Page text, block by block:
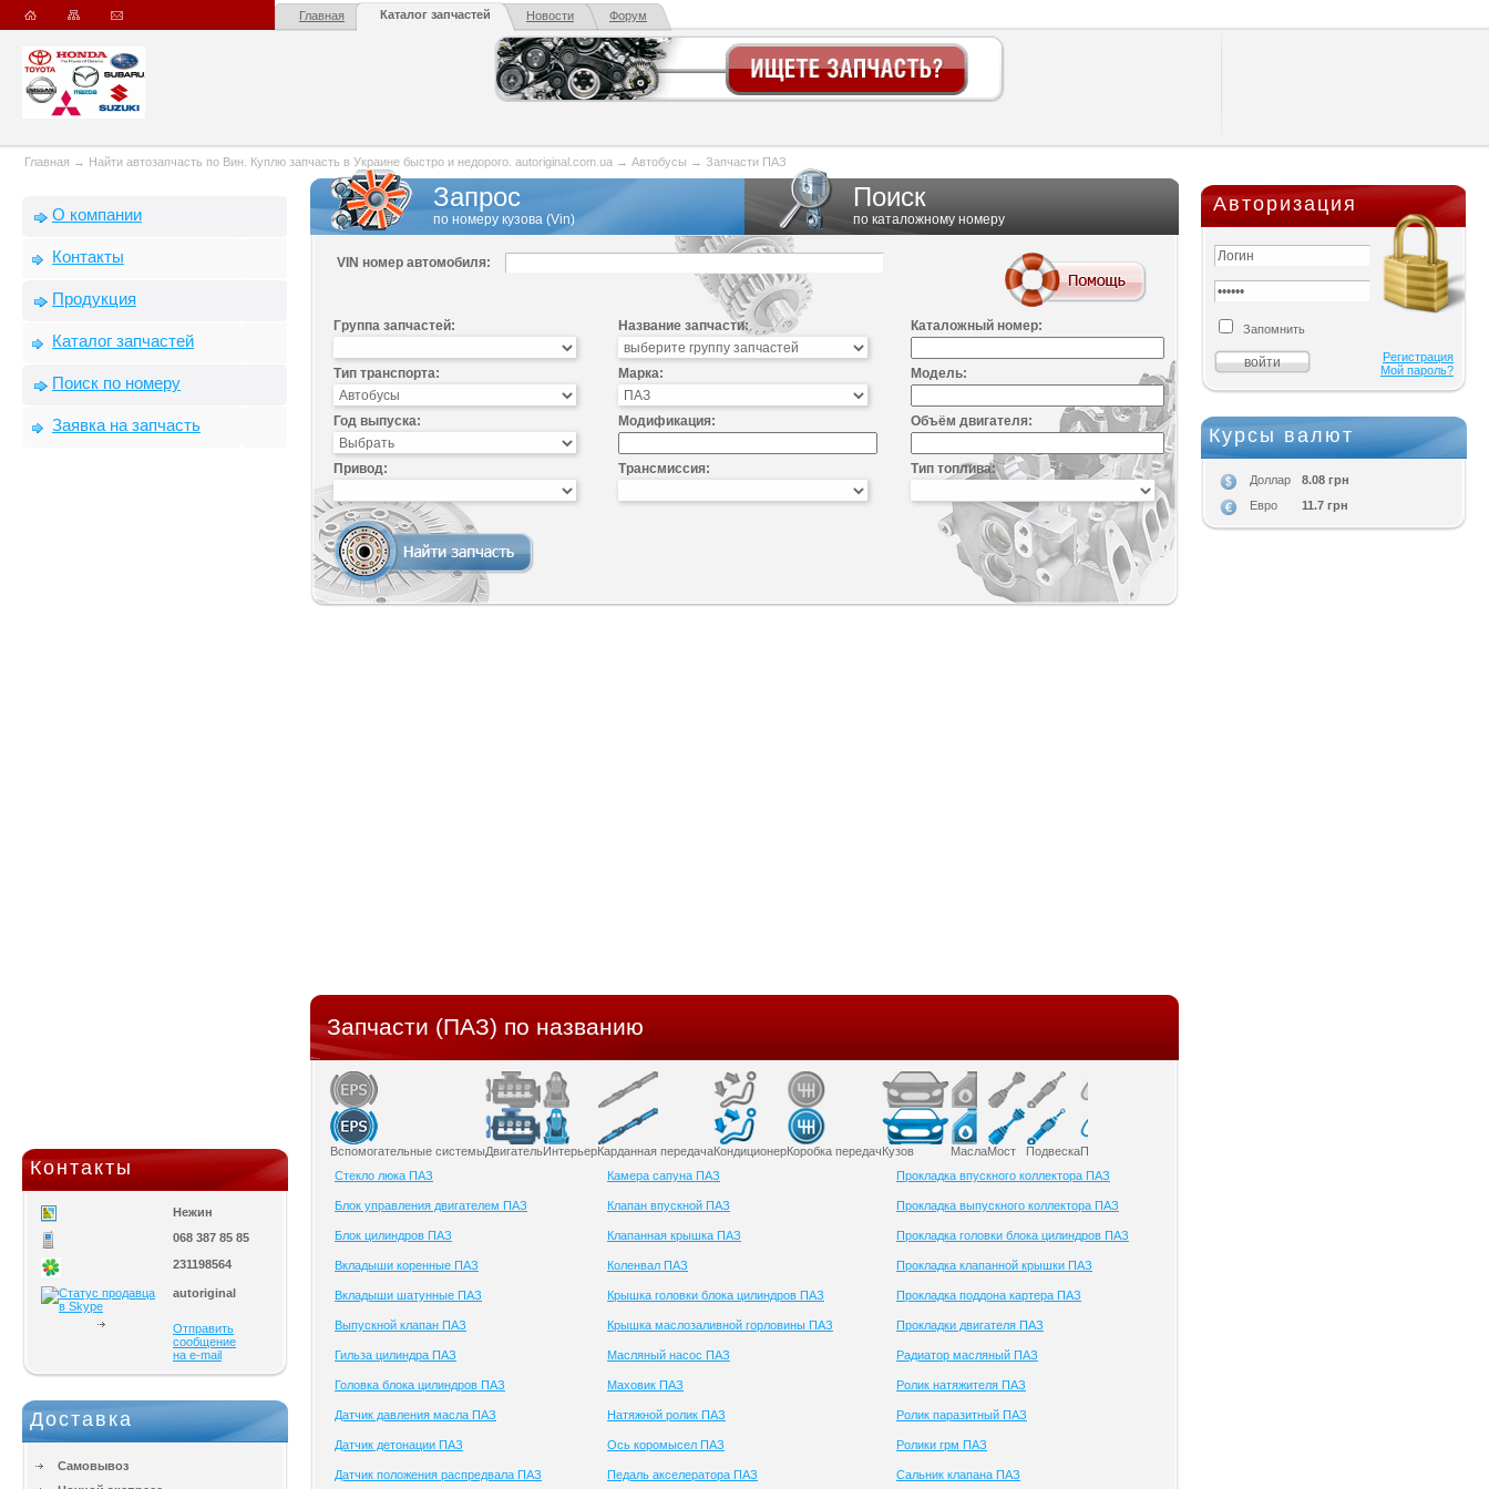
Главная Каталог запчастей Новости Форум
Главная → Найти автозапчасть по Вин. Куплю запчасть в Украине быстро и недорого. autoriginal.com.ua → Автобусы → Запчасти ПАЗ
О компании
Контакты
Продукция
Каталог запчастей
Поиск по номеру
Заявка на запчасть
Контакты
Нежин
068 387 85 85
231198564
autoriginal
Отправить
сообщение
на e-mail
Доставка
Самовывоз
Запрос
по номеру кузова (Vin)
Поиск
по каталожному номеру
VIN номер автомобиля:
Группа запчастей: Название запчасти: Каталожный номер:
Тип транспорта: Марка: Модель:
Год выпуска: Модификация: Объём двигателя:
Привод: Трансмиссия: Тип топлива:
Запчасти (ПАЗ) по названию
Вспомогательные системыДвигательИнтерьерКарданная передачаКондиционерКоробка передачКузов МаслаМост ПодвескаПриборы и датчики
Cтекло люка ПАЗ
Блок управления двигателем ПАЗ
Блок цилиндров ПАЗ
Вкладыши коренные ПАЗ
Вкладыши шатунные ПАЗ
Выпускной клапан ПАЗ
Гильза цилиндра ПАЗ
Головка блока цилиндров ПАЗ
Датчик давления масла ПАЗ
Датчик детонации ПАЗ
Датчик положения распредвала ПАЗ
Камера сапуна ПАЗ
Клапан впускной ПАЗ
Клапанная крышка ПАЗ
Коленвал ПАЗ
Крышка головки блока цилиндров ПАЗ
Крышка маслозаливной горловины ПАЗ
Масляный насос ПАЗ
Маховик ПАЗ
Натяжной ролик ПАЗ
Ось коромысел ПАЗ
Педаль акселератора ПАЗ
Прокладка впускного коллектора ПАЗ
Прокладка выпускного коллектора ПАЗ
Прокладка головки блока цилиндров ПАЗ
Прокладка клапанной крышки ПАЗ
Прокладка поддона картера ПАЗ
Прокладки двигателя ПАЗ
Радиатор масляный ПАЗ
Ролик натяжителя ПАЗ
Ролик паразитный ПАЗ
Ролики грм ПАЗ
Сальник клапана ПАЗ
Авторизация
Запомнить
Регистрация
Мой пароль?
Курсы валют
Доллар
8.08 грн
Евро
11.7 грн